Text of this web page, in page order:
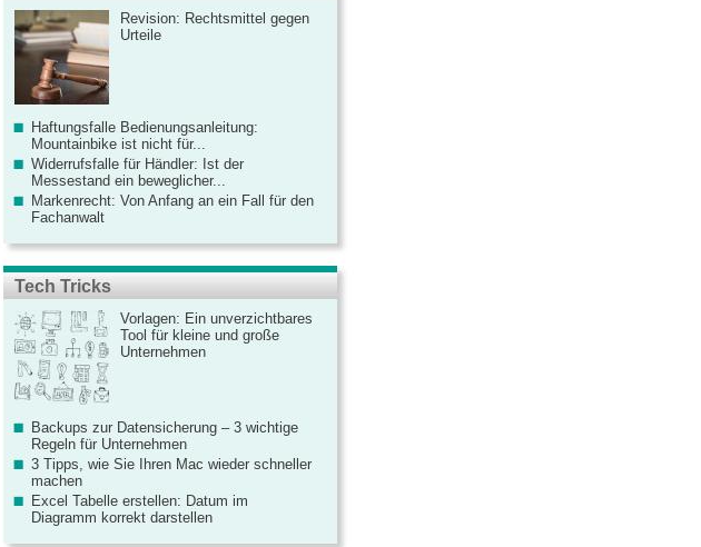
Revision: Rechtsmittel gegen
Urteile
Haftungsfalle Bedienungsanleitung:
Mountainbike ist nicht für...
Widerrufsfalle für Händler: Ist der
Messestand ein beweglicher...
Markenrecht: Von Anfang an ein Fall für den
Fachanwalt
Tech Tricks
Vorlagen: Ein unverzichtbares
Tool für kleine und große
Unternehmen
Backups zur Datensicherung – 3 wichtige
Regeln für Unternehmen
3 Tipps, wie Sie Ihren Mac wieder schneller
machen
Excel Tabelle erstellen: Datum im
Diagramm korrekt darstellen